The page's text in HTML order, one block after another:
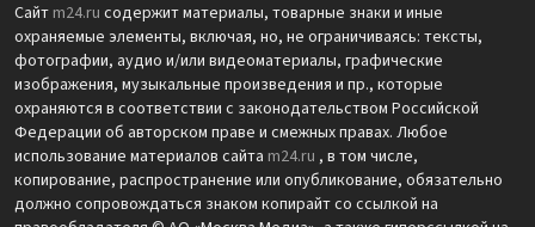
Сайт m24.ru содержит материалы, товарные знаки и иные
охраняемые элементы, включая, но, не ограничиваясь: тексты,
фотографии, аудио и/или видеоматериалы, графические
изображения, музыкальные произведения и пр., которые
охраняются в соответствии с законодательством Российской
Федерации об авторском праве и смежных правах. Любое
использование материалов сайта m24.ru , в том числе,
копирование, распространение или опубликование, обязательно
должно сопровождаться знаком копирайт со ссылкой на